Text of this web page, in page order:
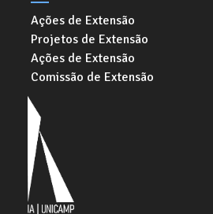
Ações de Extensão
Projetos de Extensão
Ações de Extensão
Comissão de Extensão